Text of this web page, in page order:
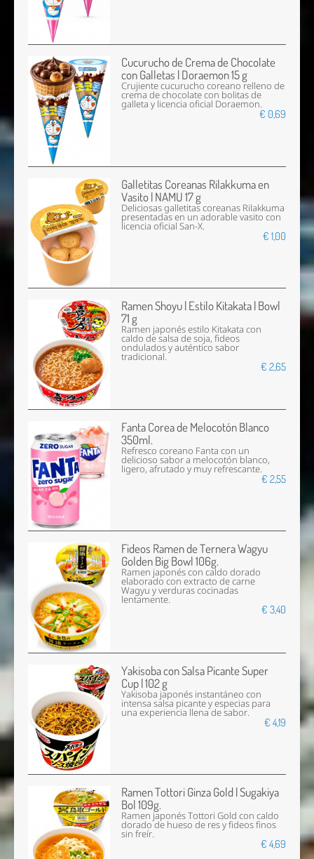
Cucurucho de Crema de Chocolate
con Galletas | Doraemon 15 g
Crujiente cucurucho coreano relleno de
crema de chocolate con bolitas de
galleta y licencia oficial Doraemon.
€ 0,69
Galletitas Coreanas Rilakkuma en
Vasito | NAMU 17 g
Deliciosas galletitas coreanas Rilakkuma
presentadas en un adorable vasito con
licencia oficial San-X.
€ 1,00
Ramen Shoyu | Estilo Kitakata | Bowl
71 g
Ramen japonés estilo Kitakata con
caldo de salsa de soja, fideos
ondulados y auténtico sabor
tradicional.
€ 2,65
Fanta Corea de Melocotón Blanco
350ml.
Refresco coreano Fanta con un
delicioso sabor a melocotón blanco,
ligero, afrutado y muy refrescante.
€ 2,55
Fideos Ramen de Ternera Wagyu
Golden Big Bowl 106g.
Ramen japonés con caldo dorado
elaborado con extracto de carne
Wagyu y verduras cocinadas
lentamente.
€ 3,40
Yakisoba con Salsa Picante Super
Cup | 102 g
Yakisoba japonés instantáneo con
intensa salsa picante y especias para
una experiencia llena de sabor.
€ 4,19
Ramen Tottori Ginza Gold | Sugakiya
Bol 109g.
Ramen japonés Tottori Gold con caldo
dorado de hueso de res y fideos finos
sin freír.
€ 4,69